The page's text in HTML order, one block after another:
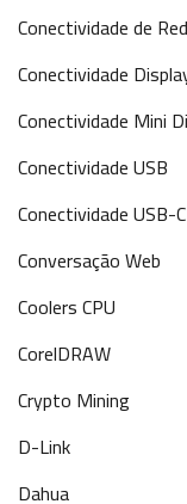
Conectividade de
Conectividade
Conectividade Mini
Conectividade USB
Conectividade USB-C
Conversação Web
Coolers CPU
CorelDRAW
Crypto Mining
D-Link
Dahua